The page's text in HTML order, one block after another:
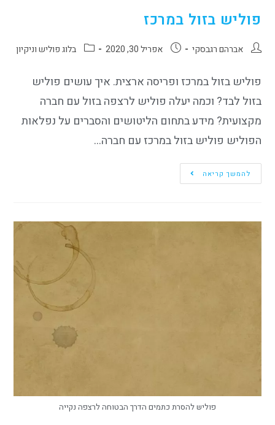
פוליש בזול במרכז
אברהם רגבסקי אפריל 30, 2020 בלוג פוליש וניקיון
פוליש בזול במרכז ופריסה ארצית. איך עושים פוליש
בזול לבד? וכמה יעלה פוליש לרצפה בזול עם חברה
מקצועית? מידע בתחום הליטושים והסברים על נפלאות
הפוליש פוליש בזול במרכז עם חברה…
להמשך קריאה
פוליש להסרת כתמים הדרך הבטוחה לרצפה נקייה